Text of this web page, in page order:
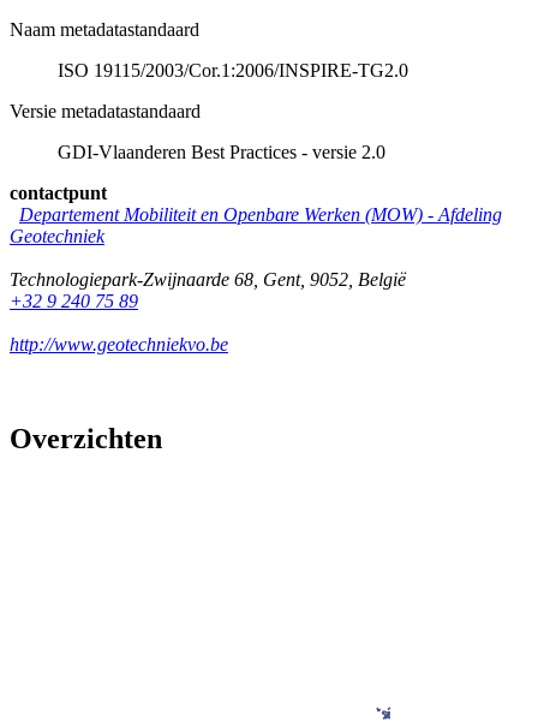
Naam metadatastandaard
ISO 19115/2003/Cor.1:2006/INSPIRE-TG2.0
Versie metadatastandaard
GDI-Vlaanderen Best Practices - versie 2.0
contactpunt
Departement Mobiliteit en Openbare Werken (MOW) - Afdeling
Geotechniek
Technologiepark-Zwijnaarde 68 Gent, 9052 België
+32 9 240 75 89
http://www.geotechniekvo.be
Overzichten